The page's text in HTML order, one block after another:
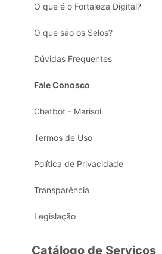
O que é o Fortaleza Digital?
O que são os Selos?
Dúvidas Frequentes
Fale Conosco
Chatbot - Marisol
Termos de Uso
Política de Privacidade
Transparência
Legislação
Catálogo de Serviços